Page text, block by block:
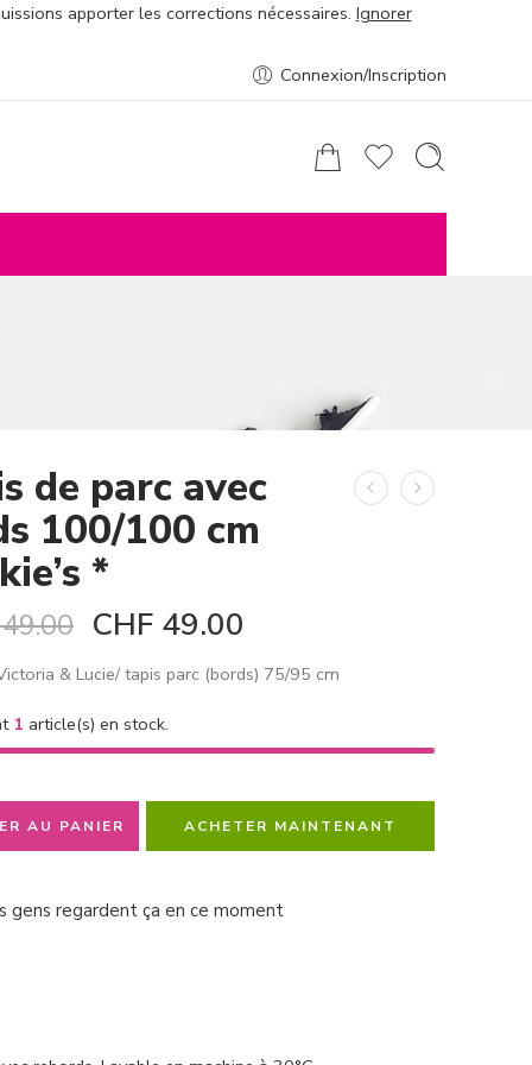
apporter les corrections nécessaires. Ignorer
Connexion/Inscription
de parc avec
100/100 cm
*
CHF 49.00
& Lucie/ tapis parc (bords) 75/95 cm
1 article(s) en stock.
AU PANIER ACHETER MAINTENANT
gens regardent ça en ce moment